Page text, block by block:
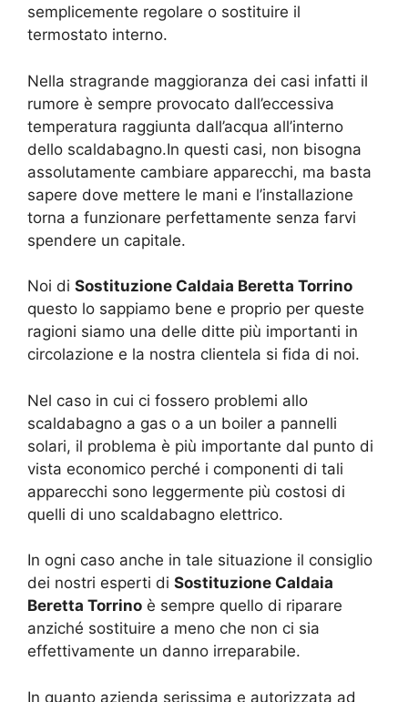
semplicemente regolare o sostituire il
termostato interno.
Nella stragrande maggioranza dei casi infatti il
rumore è sempre provocato dall’eccessiva
temperatura raggiunta dall’acqua all’interno
dello scaldabagno.In questi casi, non bisogna
assolutamente cambiare apparecchi, ma basta
sapere dove mettere le mani e l’installazione
torna a funzionare perfettamente senza farvi
spendere un capitale.
Noi di Sostituzione Caldaia Beretta Torrino
questo lo sappiamo bene e proprio per queste
ragioni siamo una delle ditte più importanti in
circolazione e la nostra clientela si fida di noi.
Nel caso in cui ci fossero problemi allo
scaldabagno a gas o a un boiler a pannelli
solari, il problema è più importante dal punto di
vista economico perché i componenti di tali
apparecchi sono leggermente più costosi di
quelli di uno scaldabagno elettrico.
In ogni caso anche in tale situazione il consiglio
dei nostri esperti di Sostituzione Caldaia
Beretta Torrino è sempre quello di riparare
anziché sostituire a meno che non ci sia
effettivamente un danno irreparabile.
In quanto azienda serissima e autorizzata ad